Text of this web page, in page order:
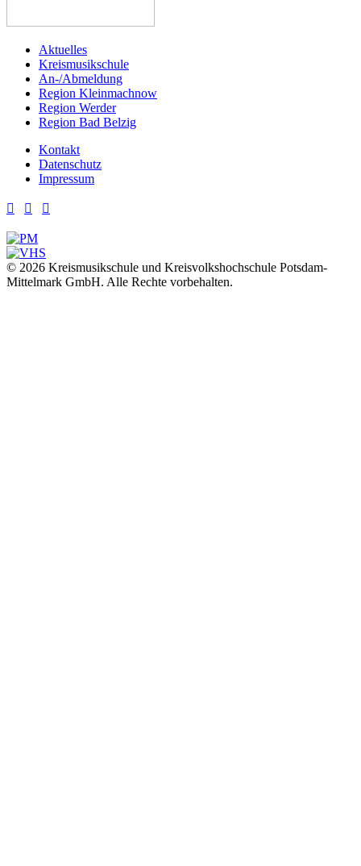
Aktuelles
Kreismusikschule
An-/Abmeldung
Region Kleinmachnow
Region Werder
Region Bad Belzig
Kontakt
Datenschutz
Impressum
  
© 2026 Kreismusikschule und Kreisvolkshochschule Potsdam-
Mittelmark GmbH. Alle Rechte vorbehalten.